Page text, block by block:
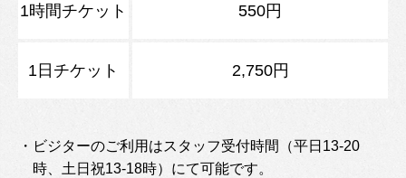
1時間チケット 550円
1日チケット 2,750円
・ビジターのご利用はスタッフ受付時間（平日13-20
時、土日祝13-18時）にて可能です。